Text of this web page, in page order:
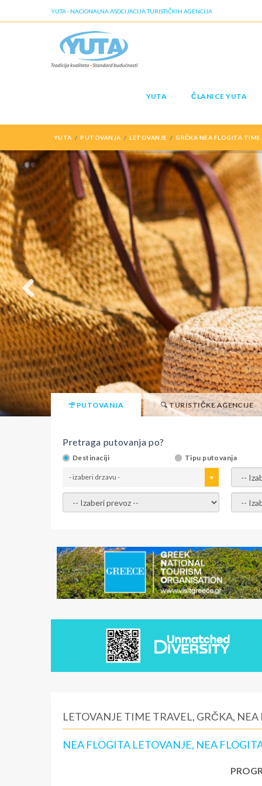
YUTA - NACIONALNA ASOCIJACIJA TURISTIČKIH AGENCIJA
YUTA ČLANICE YUTA
YUTA PUTOVANJA LETOVANJE GRČKA NEA FLOGITA TIME
PUTOVANJA TURISTIČKE AGENCIJE
Pretraga putovanja po?
Destinaciji Tipu putovanja
- izaberi drzavu - -
- izaberi prevoz - -
LETOVANJE TIME TRAVEL, GRČKA, NEA
NEA FLOGITA LETOVANJE, NEA